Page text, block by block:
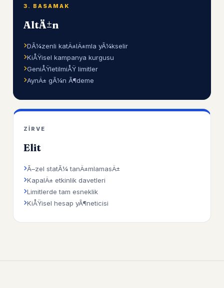
3. BASAMAK
AltÄ±n
DÃ¼zenli katÄ±lÄ±mla yÃ¼kselir
KiÅŸisel kampanya kurgusu
GeniÅŸletilmiÅŸ limitler
AynÄ± gÃ¼n Ã¶deme
ZIRVE
Elit
Ã–zel statÃ¼ tanÄ±mlamasÄ±
KapalÄ± etkinlik davetleri
Limitlerde tam esneklik
KiÅŸisel hesap yÃ¶neticisi